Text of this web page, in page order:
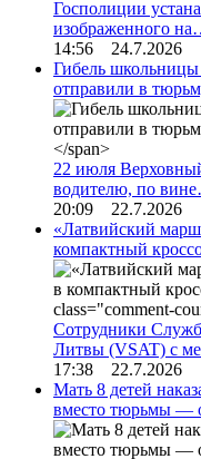
Госполиции
изображенного
14:56 24.7.2026
Гибель школьницы
отправили в
22 июля
водителю, по
20:09 22.7.2026
«Латвийский
компактный
Сотрудники
Литвы (VSAT) с
17:38 22.7.2026
Мать 8 детей
вместо тюрьмы —